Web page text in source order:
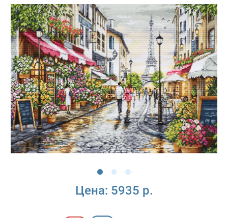
Цена: 5935 р.